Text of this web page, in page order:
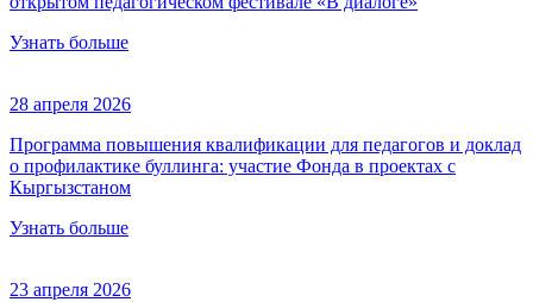
Узнать больше
28 апреля 2026
Программа повышения квалификации для педагогов и доклад
о профилактике буллинга: участие Фонда в проектах с
Кыргызстаном
Узнать больше
23 апреля 2026